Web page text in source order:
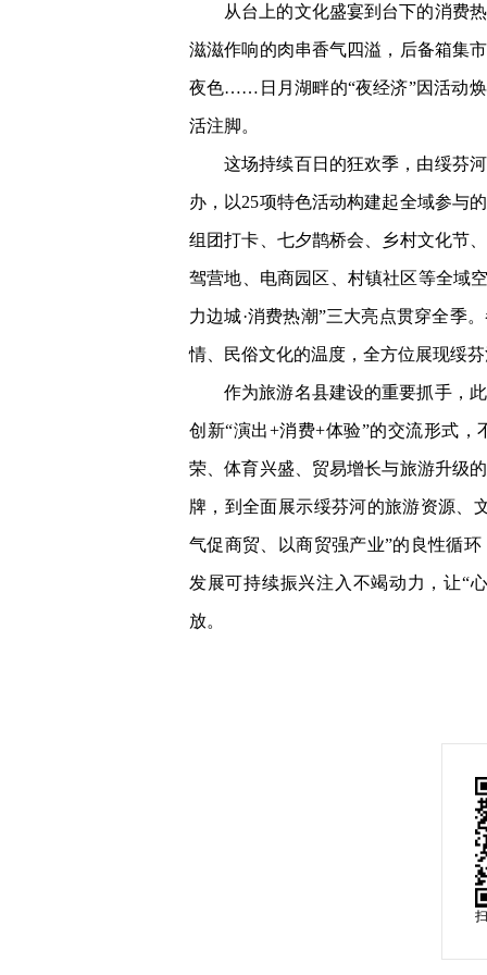
从台上的文化盛宴到台下的消费
滋滋作响的肉串香气四溢，后备箱集
夜色……日月湖畔的“夜经济”因活动
活注脚。
这场持续百日的狂欢季，由绥芬
办，以25项特色活动构建起全域参与
组团打卡、七夕鹊桥会、乡村文化节
驾营地、电商园区、村镇社区等全域
力边城·消费热潮”三大亮点贯穿全季
情、民俗文化的温度，全方位展现绥
作为旅游名县建设的重要抓手，
创新“演出+消费+体验”的交流形式
荣、体育兴盛、贸易增长与旅游升级
牌，到全面展示绥芬河的旅游资源、
气促商贸、以商贸强产业”的良性循
发展可持续振兴注入不竭动力，让“
放。